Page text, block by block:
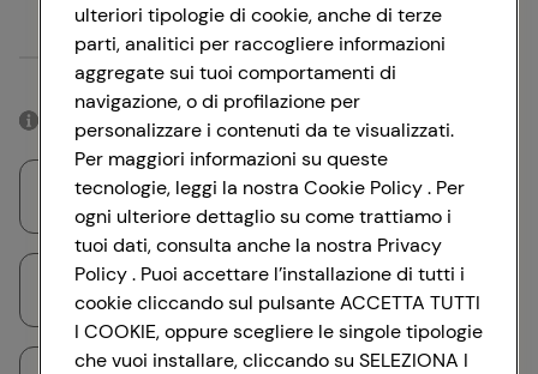
Oppure
Accedendo con il tuo account social, rimarrai connesso per 12 ore.
Accedi con Google
ulteriori tipologie di cookie, anche di terze
parti, analitici per raccogliere informazioni
aggregate sui tuoi comportamenti di
navigazione, o di profilazione per
personalizzare i contenuti da te visualizzati.
Per maggiori informazioni su queste
tecnologie, leggi la nostra Cookie Policy . Per
ogni ulteriore dettaglio su come trattiamo i
tuoi dati, consulta anche la nostra Privacy
Policy . Puoi accettare l’installazione di tutti i
cookie cliccando sul pulsante ACCETTA TUTTI
I COOKIE, oppure scegliere le singole tipologie
che vuoi installare, cliccando su SELEZIONA I